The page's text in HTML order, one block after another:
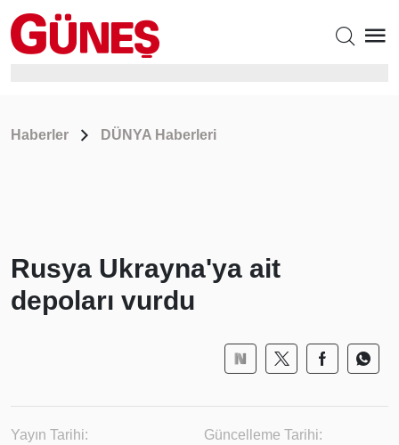
Haberler DÜNYA Haberleri
Rusya Ukrayna'ya ait
depoları vurdu
Yayın Tarihi:
Güncelleme Tarihi: